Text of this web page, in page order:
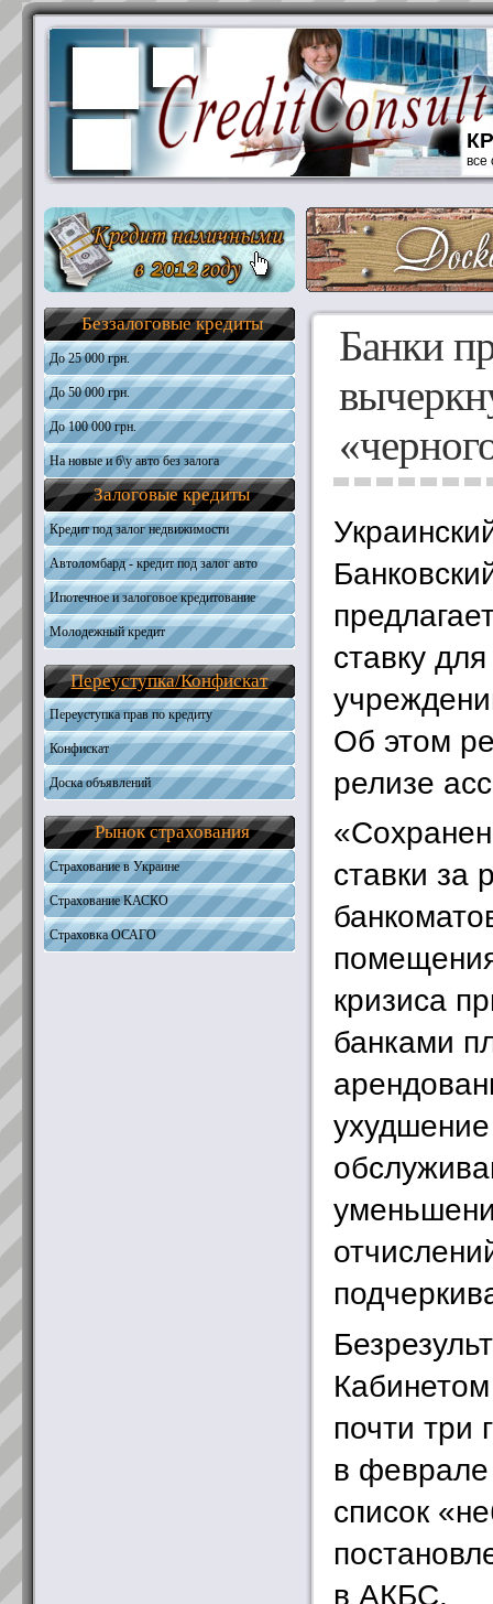
все
Беззалоговые кредиты
До 25 000 грн.
Общая информация
Требования к кандидатам
Необходимые документы
Получить кредит
До 50 000 грн.
Общая информация
Требования к кандидатам
Необходимые документы
Получить кредит
До 100 000 грн.
Общая информация
Требования к кандидатам
Необходимые документы
Получить кредит
На новые и б\у авто без залога
Общая информация
Требования к кандидатам
Необходимые документы
Получить кредит
Залоговые кредиты
Кредит под залог недвижимости
Автоломбард - кредит под залог авто
Ипотечное и залоговое кредитование
Автокредитование
Кредиты на землю
Наличные под залог
Молодежный кредит
Переуступка/Конфискат
Переуступка прав по кредиту
Конфискат
Доска объявлений
Рынок страхования
Страхование в Украине
Страхование КАСКО
Страховка ОСАГО
Банки
ставку
Об этом
релизе
ставки за
кризиса
банками
почти три
в феврале
список
в АКБС.